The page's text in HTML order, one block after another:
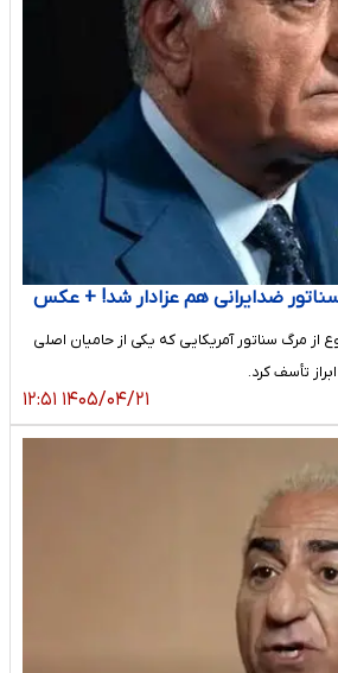
ضدایرانی هم عزادار شد! + عکس
از مرگ سناتور آمریکایی که یکی از حامیان اصلی
تأسف کرد.
۱۴۰۵/۰۴/۲۱ ۱۲:۵۱